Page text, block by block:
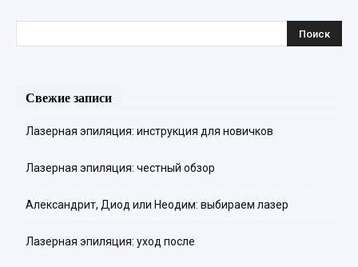
Свежие записи
Лазерная эпиляция: инструкция для новичков
Лазерная эпиляция: честный обзор
Александрит, Диод или Неодим: выбираем лазер
Лазерная эпиляция: уход после